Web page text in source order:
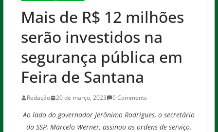
Mais de R$ 12 milhões
serão investidos na
segurança pública em
Feira de Santana
Redação 20 de março, 2023 0 Comments
Ao lado do governador Jerônimo Rodrigues, o secretário
da SSP, Marcelo Werner, assinou as ordens de serviço.